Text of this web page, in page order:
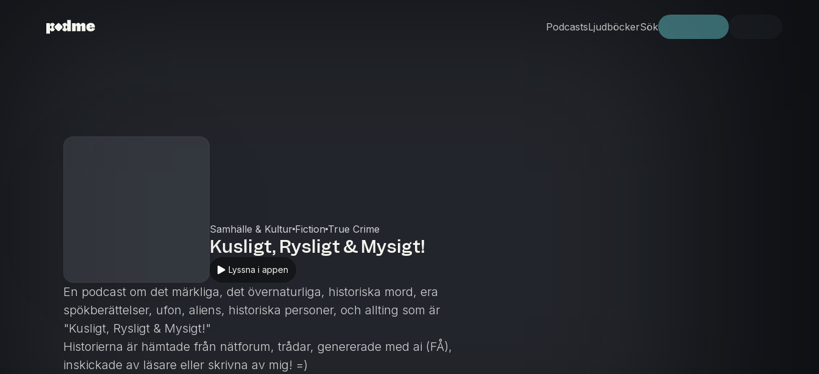
PodcastsLjudböckerSök
Samhälle & Kultur Fiction True Crime
Kusligt, Rysligt & Mysigt!
Lyssna i appen
En podcast om det märkliga, det övernaturliga, historiska mord, era
spökberättelser, ufon, aliens, historiska personer, och allting som är
"Kusligt, Rysligt & Mysigt!"
Historierna är hämtade från nätforum, trådar, genererade med ai (FÅ),
inskickade av läsare eller skrivna av mig! =)